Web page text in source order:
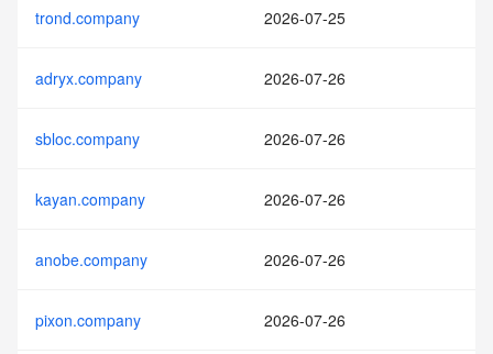
trond.company 2026-07-25
adryx.company 2026-07-26
sbloc.company 2026-07-26
kayan.company 2026-07-26
anobe.company 2026-07-26
pixon.company 2026-07-26